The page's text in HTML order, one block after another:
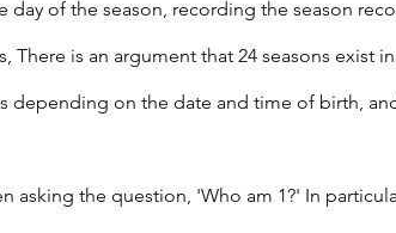
day of the season, recording the season
There is an argument that 24 seasons exist
depending on the date and time of birth,
asking the question, 'Who am 1?' In